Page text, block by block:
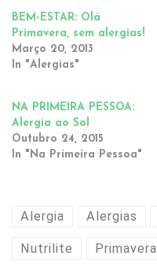
BEM-ESTAR: Olá
Primavera, sem alergias!
Março 20, 2013
In "Alergias"
NA PRIMEIRA PESSOA:
Alergia ao Sol
Outubro 24, 2015
In "Na Primeira Pessoa"
Alergia Alergias
Nutrilite Primavera